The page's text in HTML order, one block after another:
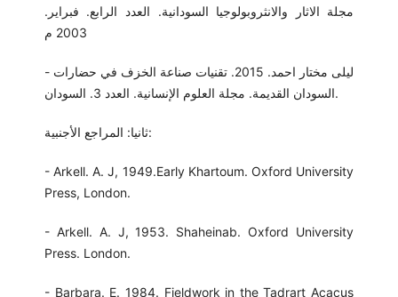
مجلة الاثار والانثروبولوجيا السودانية. العدد الرابع. فبراير.
2003 م
- ليلى مختار احمد. 2015. تقنيات صناعة الخزف في حضارات
السودان القديمة. مجلة العلوم الإنسانية. العدد 3. السودان.
ثانيا: المراجع الأجنبية:
- Arkell. A. J, 1949.Early Khartoum. Oxford University
Press, London.
- Arkell. A. J, 1953. Shaheinab. Oxford University
Press. London.
- Barbara. E. 1984. Fieldwork in the Tadrart Acacus